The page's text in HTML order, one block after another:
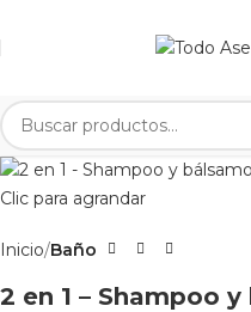
Clic para agrandar
Inicio Baño
2 en 1 – Shampoo